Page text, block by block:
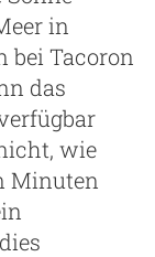
in
bei Tacoron
das
wie
Minuten